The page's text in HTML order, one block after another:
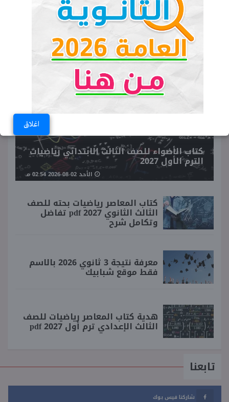
اغلاق
كتاب سلاح التلميذ للصف الثالث
الابتدائي إنجليزي ترم أول 2027
♥ ترند اليوم
كتاب الأضواء للصف الثالث الابتدائي رياضيات
الترم الأول 2027
الأحد 02-08-2026 02:54 مـ
كتاب المعاصر رياضيات بحته للصف
الثالث الثانوي 2027 pdf تفاضل
وتكامل شرح
معرفة نتيجة 3 ثانوي 2026 بالاسم
فقط موقع شبابيك
هدية كتاب المعاصر رياضيات للصف
الثالث الإعدادي ترم أول 2027 pdf
تابعنا
شاركنا فيس بوك